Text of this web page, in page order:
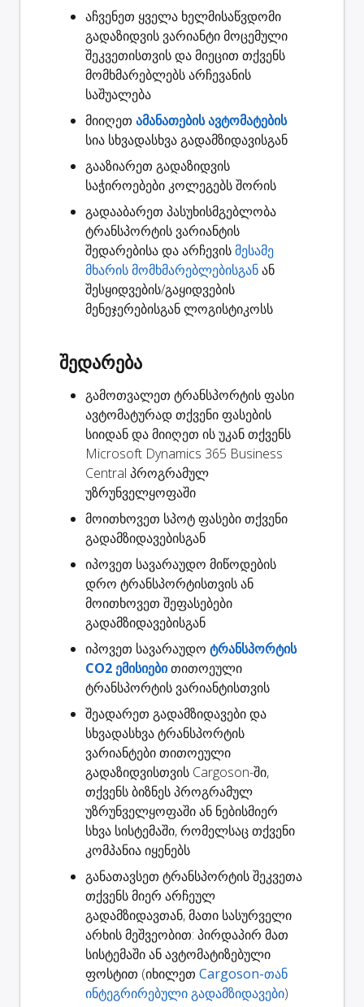
აჩვენეთ ყველა ხელმისაწვდომი
გადაზიდვის ვარიანტიმოცემული
შეკვეთისთვის და მიეცით თქვენს
მომხმარებლებს არჩევანის
საშუალება
მიიღეთ ამანათების ავტომატების
სია სხვადასხვა გადამზიდავისგან
გააზიარეთ გადაზიდვის
საჭიროებები კოლეგებს შორის
გადააბარეთ პასუხისმგებლობა
ტრანსპორტის ვარიანტის
შედარებისა და არჩევისმესამე
მხარის მომხმარებლებისგანან
შესყიდვების/გაყიდვების
მენეჯერებისგან ლოგისტიკოსს
შედარება
გამოთვალეთ ტრანსპორტის ფასი
ავტომატურად თქვენი ფასების
სიიდან და მიიღეთ ის უკან თქვენს
Microsoft Dynamics 365 Business
Central პროგრამულ
უზრუნველყოფაში
მოითხოვეთ სპოტ ფასებითქვენი
გადამზიდავებისგან
იპოვეთ სავარაუდო მიწოდების
დრო ტრანსპორტისთვის ან
მოითხოვეთ შეფასებები
გადამზიდავებისგან
იპოვეთ სავარაუდო ტრანსპორტის
CO2 ემისიებითითოეული
ტრანსპორტის ვარიანტისთვის
შეადარეთ გადამზიდავებიდა
სხვადასხვა ტრანსპორტის
ვარიანტები თითოეული
გადაზიდვისთვის Cargoson-ში,
თქვენს ბიზნეს პროგრამულ
უზრუნველყოფაში ან ნებისმიერ
სხვა სისტემაში, რომელსაც თქვენი
კომპანია იყენებს
განათავსეთ ტრანსპორტის შეკვეთა
თქვენს მიერ არჩეულ
გადამზიდავთან, მათი სასურველი
არხის მეშვეობით: პირდაპირ მათ
სისტემაში ან ავტომატიზებული
ფოსტით (იხილეთ Cargoson-თან
ინტეგრირებული გადამზიდავები)